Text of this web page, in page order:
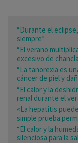
“Durante el
siempre”
“El verano
excesivo de
“La tanorexia es
cáncer de piel y
“El calor y la
renal durante el
«La hepatitis
simple prueba
“El calor y la
silenciosa para la